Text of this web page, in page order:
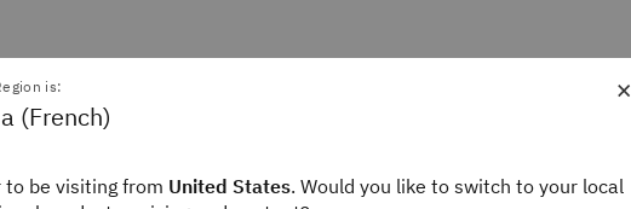
par l’idée de fusionner
il a vu des
utilisaient toutes les
plus. « Si nous parvenons
×
is:
(French)
to be visiting from United States. Would you like to switch to your local